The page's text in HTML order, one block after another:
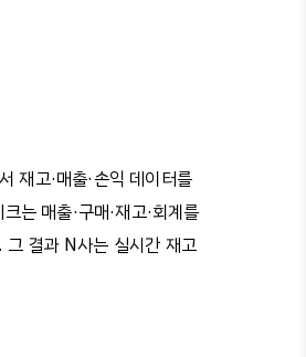
재고·매출·손익 데이터를
크는 매출·구매·재고·회계를
. 그 결과N사는 실시간 재고